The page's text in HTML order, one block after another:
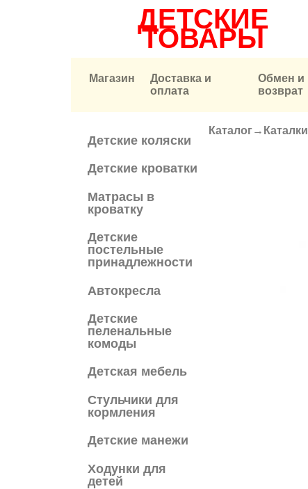
ДЕТСКИЕ
ТОВАРЫ
Магазин
Доставка и
оплата
Обмен и
возврат
Детские коляски
Детские кроватки
Матрасы в
кроватку
Детские
постельные
принадлежности
Автокресла
Детские
пеленальные
комоды
Детская мебель
Cтульчики для
кормления
Детские манежи
Ходунки для
детей
Вы здесь
Каталог→ Каталки